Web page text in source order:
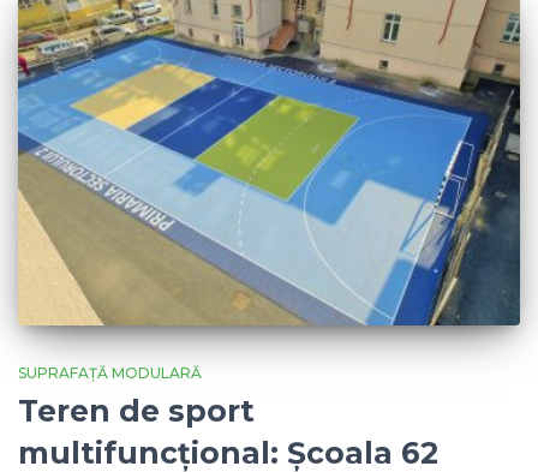
SUPRAFAȚĂ MODULARĂ
Teren de sport
multifuncțional: Școala 62